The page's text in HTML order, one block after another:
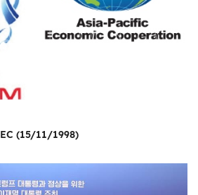
(15/11/1998)